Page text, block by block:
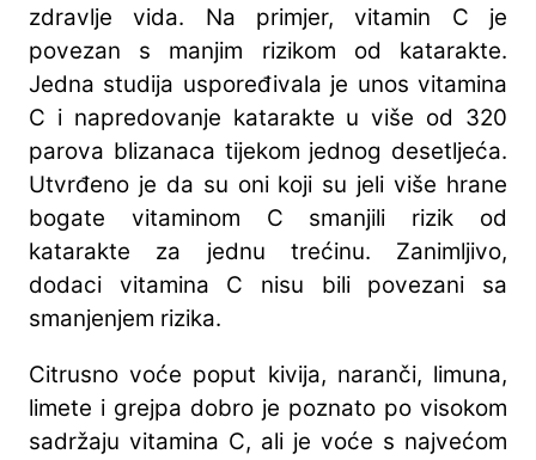
zdravlje vida. Na primjer, vitamin C je
povezan s manjim rizikom od katarakte.
Jedna studija uspoređivala je unos vitamina
C i napredovanje katarakte u više od 320
parova blizanaca tijekom jednog desetljeća.
Utvrđeno je da su oni koji su jeli više hrane
bogate vitaminom C smanjili rizik od
katarakte za jednu trećinu. Zanimljivo,
dodaci vitamina C nisu bili povezani sa
smanjenjem rizika.
Citrusno voće poput kivija, naranči, limuna,
limete i grejpa dobro je poznato po visokom
sadržaju vitamina C, ali je voće s najvećom